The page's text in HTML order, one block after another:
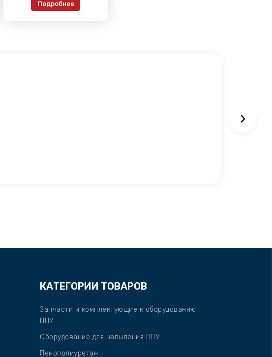
Подробнее
КАТЕГОРИИ ТОВАРОВ
Запчасти и комплектующие к оборудованию
ППУ
Оборудование для напыления ППУ
Пенополиуретан